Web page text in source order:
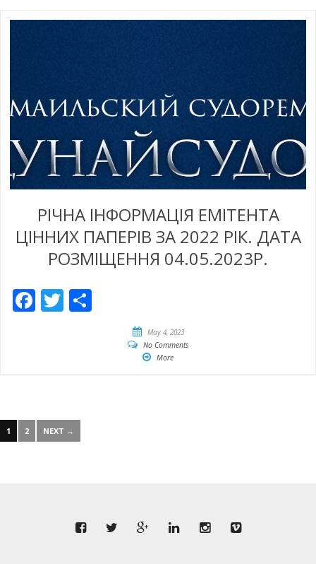
РІЧНА ІНФОРМАЦІЯ ЕМІТЕНТА
ЦІННИХ ПАПЕРІВ ЗА 2022 РІК. ДАТА
РОЗМІЩЕННЯ 04.05.2023Р.
Facebook
Twitter
May 4, 2023
No Comments
More
1 2 NEXT →